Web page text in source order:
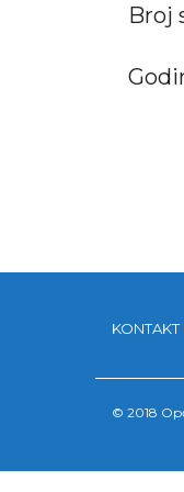
Broj
© 2018